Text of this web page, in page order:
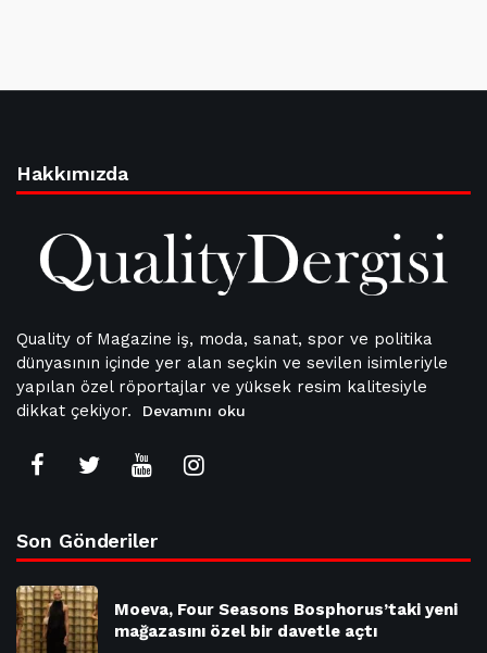
Hakkımızda
Quality of Magazine iş, moda, sanat, spor ve politika
dünyasının içinde yer alan seçkin ve sevilen isimleriyle
yapılan özel röportajlar ve yüksek resim kalitesiyle
dikkat çekiyor.
Devamını oku
Son Gönderiler
Moeva, Four Seasons Bosphorus’taki yeni
mağazasını özel bir davetle açtı